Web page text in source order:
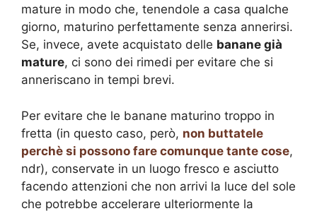
mature in modo che, tenendole a casa qualche
giorno, maturino perfettamente senza annerirsi.
Se, invece, avete acquistato delle banane già
mature, ci sono dei rimedi per evitare che si
anneriscano in tempi brevi.
Per evitare che le banane maturino troppo in
fretta (in questo caso, però, non buttatele
perchè si possono fare comunque tante cose,
ndr), conservate in un luogo fresco e asciutto
facendo attenzioni che non arrivi la luce del sole
che potrebbe accelerare ulteriormente la